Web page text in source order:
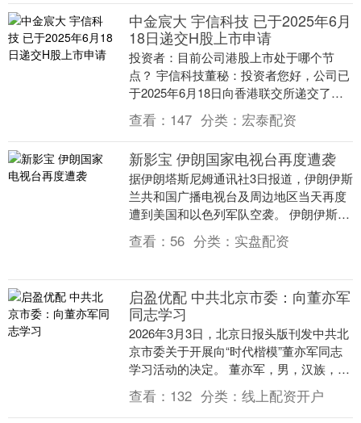
中金宸大 宇信科技 已于2025年6月
18日递交H股上市申请
投资者：目前公司港股上市处于哪个节
点？ 宇信科技董秘：投资者您好，公司已
于2025年6月18日向香港联交所递交了发
行境外上市股份（H股）并在香港联交所
主板挂牌上....
查看： 147 分类： 宏泰配资
新影宝 伊朗国家电视台再度遭袭
据伊朗塔斯尼姆通讯社3日报道，伊朗伊斯
兰共和国广播电视台及周边地区当天再度
遭到美国和以色列军队空袭。 伊朗伊斯兰
共和国广播电视台台长佩曼·杰贝利在接受
伊朗媒体采....
查看： 56 分类： 实盘配资
启盈优配 中共北京市委：向董亦军
同志学习
2026年3月3日，北京日报头版刊发中共北
京市委关于开展向“时代楷模”董亦军同志
学习活动的决定。 董亦军，男，汉族，
1967年10月生，北京市人，中共党员，生
前....
查看： 132 分类： 线上配资开户